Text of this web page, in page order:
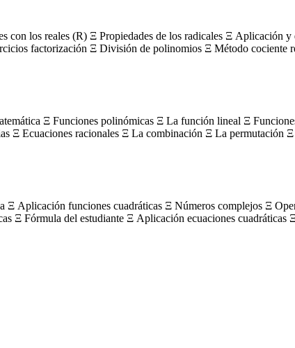
con los reales (R) Ξ Propiedades de los radicales Ξ Aplicación
factorización Ξ División de polinomios Ξ Método cociente
Ξ Funciones polinómicas Ξ La función lineal Ξ
Ξ Ecuaciones racionales Ξ La combinación Ξ La permutación
Aplicación funciones cuadráticas Ξ Números complejos Ξ
Ξ Fórmula del estudiante Ξ Aplicación ecuaciones